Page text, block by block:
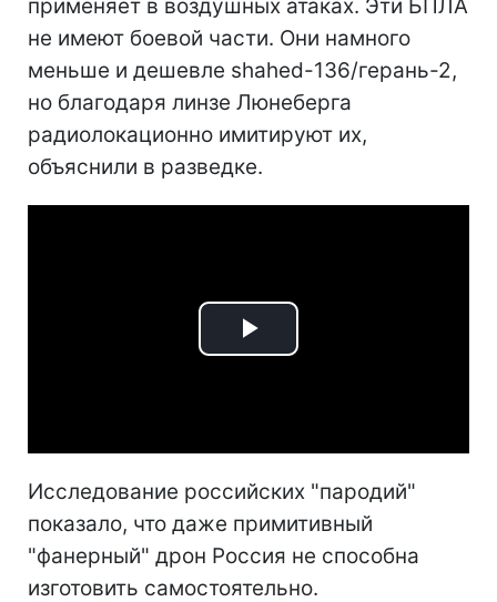
применяет в воздушных атаках. Эти БПЛА
не имеют боевой части. Они намного
меньше и дешевле shahed-136/герань-2,
но благодаря линзе Люнеберга
радиолокационно имитируют их,
объяснили в разведке.
Play
Исследование российских "пародий"
показало, что даже примитивный
"фанерный" дрон Россия не способна
изготовить самостоятельно.